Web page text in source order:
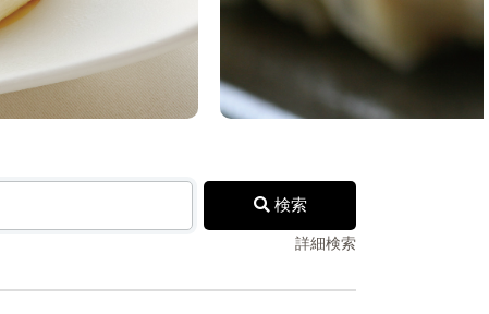
検索
詳細検索